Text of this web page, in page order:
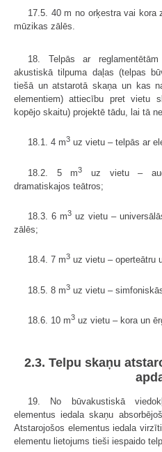
17.5. 40 m no orķestra vai kora
mūzikas zālēs.
18. Telpās ar
akustiskā tilpuma daļas (telpas
tiešā un atstarotā skaņa un kas
elementiem) attiecību pret vietu
kopējo skaitu) projektē tādu, lai tā
18.1. 4 m3 uz vietu – telpās ar
18.2. 5 m3
uz vietu –
dramatiskajos teātros;
18.3. 6 m3uz vietu –
zālēs;
18.4. 7 m3 uz vietu – operteātru
18.5. 8 m3 uz vietu –
18.6. 10 m3 uz vietu – kora un
2.3. Telpu skaņu
19. No būvakustiskā
elementus iedala skaņu
Atstarojošos elementus iedala
elementu lietojums tieši iespaido